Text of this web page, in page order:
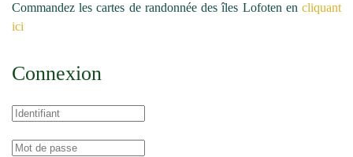
Commandez les cartes de randonnée des îles Lofoten en cliquant
ici
Connexion